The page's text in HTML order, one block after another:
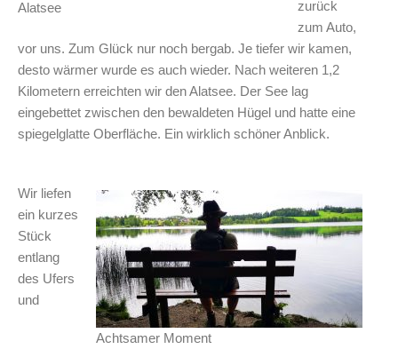
Alatsee
zurück
zum Auto,
vor uns. Zum Glück nur noch bergab. Je tiefer wir kamen,
desto wärmer wurde es auch wieder. Nach weiteren 1,2
Kilometern erreichten wir den Alatsee. Der See lag
eingebettet zwischen den bewaldeten Hügel und hatte eine
spiegelglatte Oberfläche. Ein wirklich schöner Anblick.
Achtsamer Moment
Wir liefen
ein kurzes
Stück
entlang
des Ufers
und